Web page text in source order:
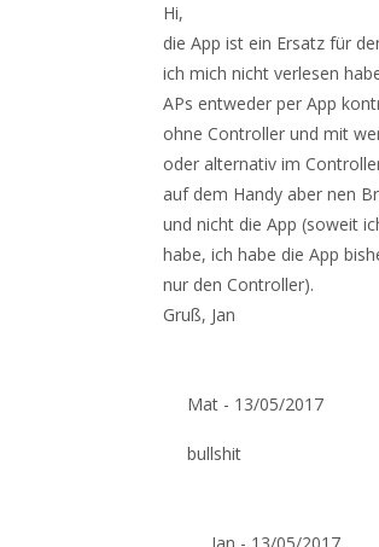
Hi,
die App ist ein Ersatz für
ich mich nicht verlesen
APs entweder per App
ohne Controller und mit
oder alternativ im
auf dem Handy aber nen
und nicht die App (soweit
habe, ich habe die App
nur den Controller).
Gruß, Jan
Mat - 13/05/2017
bullshit